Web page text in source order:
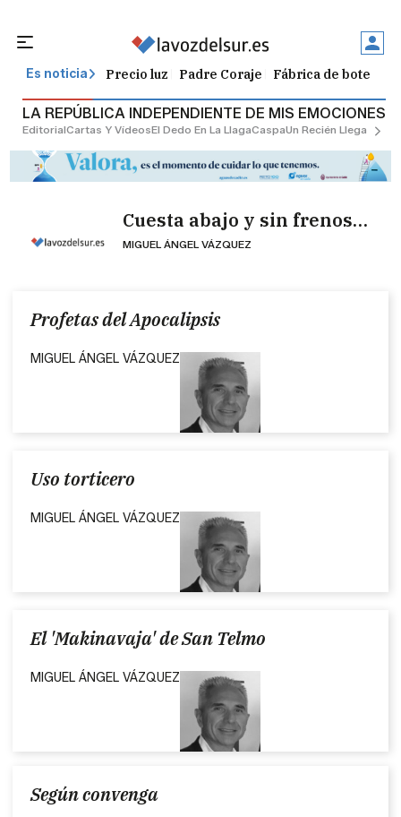
Es noticia Precio luz Padre Coraje Fábrica de botellas
LA REPÚBLICA INDEPENDIENTE DE MIS EMOCIONES
EditorialCartas Y VídeosEl Dedo En La LlagaCaspaUn Recién Llegado
Cuesta abajo y sin frenos…
MIGUEL ÁNGEL VÁZQUEZ
Profetas del Apocalipsis
MIGUEL ÁNGEL VÁZQUEZ
Uso torticero
MIGUEL ÁNGEL VÁZQUEZ
El 'Makinavaja' de San Telmo
MIGUEL ÁNGEL VÁZQUEZ
Según convenga